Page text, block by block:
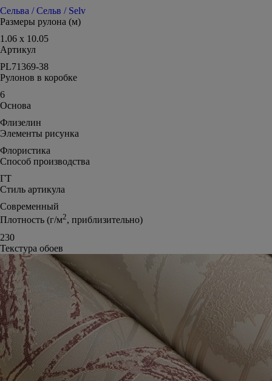
Сельва / Сельв / Selv
Размеры рулона (м)
1.06 x 10.05
Артикул
PL71369-38
Рулонов в коробке
6
Основа
Флизелин
Элементы рисунка
Флористика
Способ производства
ГТ
Стиль артикула
Современный
Плотность (г/м2, приблизительно)
230
Текстура обоев